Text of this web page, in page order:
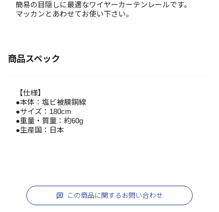
簡易の目隠しに最適なワイヤーカーテンレールです。
マッカンとあわせてお使い下さい。
商品スペック
【仕様】
●本体：塩ビ被膜銅線
●サイズ：180cm
●重量・質量：約60g
●生産国：日本
この商品に関するお問い合わせ